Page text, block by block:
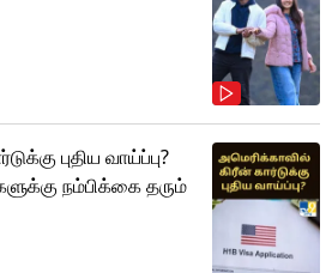
புதிய வாய்ப்பு?
நம்பிக்கை தரும்